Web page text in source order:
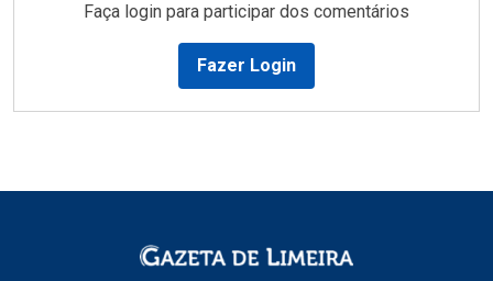
Faça login para participar dos comentários
Fazer Login